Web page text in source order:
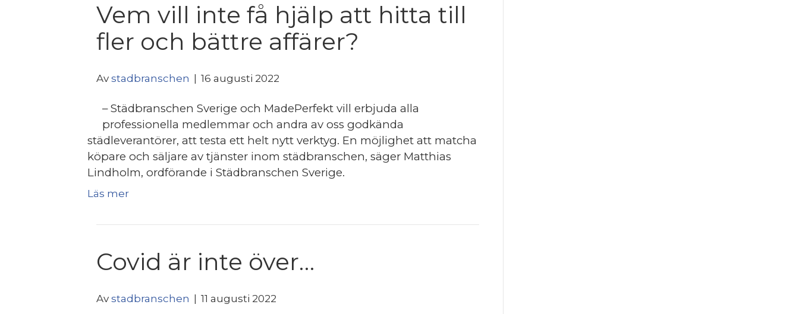
Vem vill inte få hjälp att hitta till
fler och bättre affärer?
Av stadbranschen 16 augusti 2022
– Städbranschen Sverige och MadePerfekt vill erbjuda alla
professionella medlemmar och andra av oss godkända
städleverantörer, att testa ett helt nytt verktyg. En möjlighet att matcha
köpare och säljare av tjänster inom städbranschen, säger Matthias
Lindholm, ordförande i Städbranschen Sverige.
Läs mer
Covid är inte över…
Av stadbranschen 11 augusti 2022